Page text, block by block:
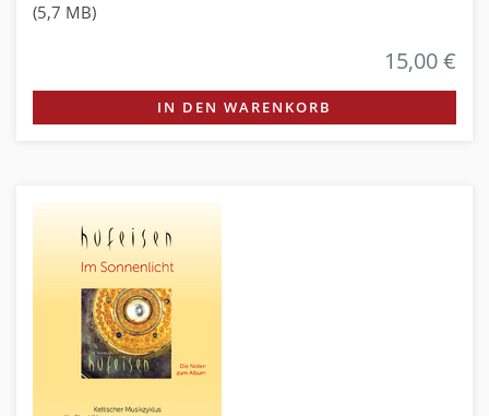
(5,7 MB)
15,00 €
IN DEN WARENKORB